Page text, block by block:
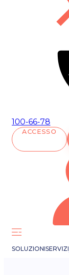
100-66-78
ACCESSO
SOLUZIONISERVIZI